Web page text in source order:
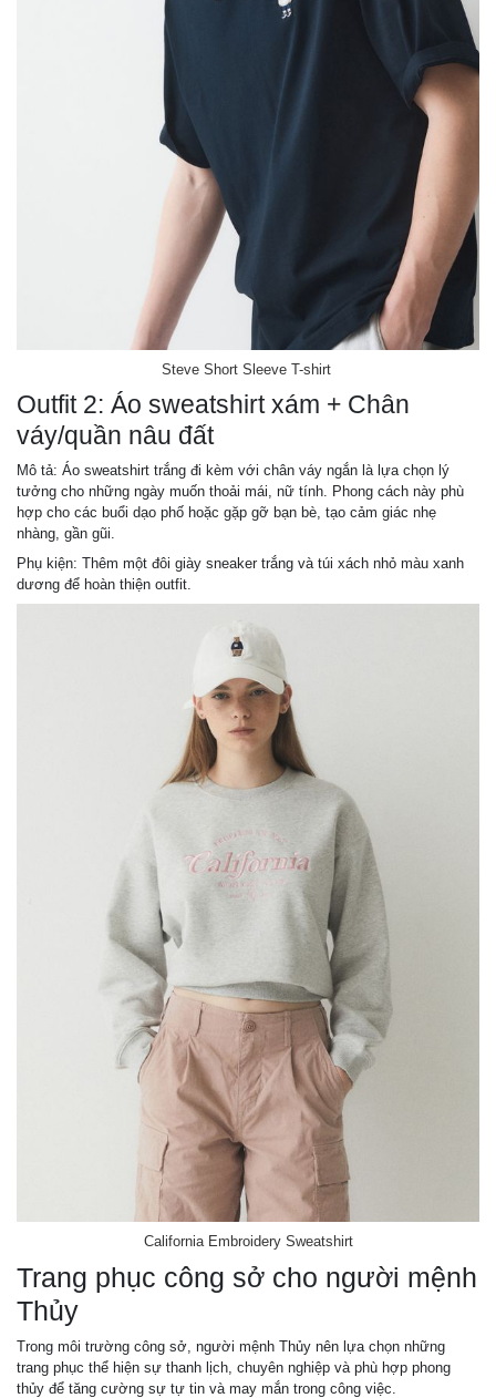
Steve Short Sleeve T-shirt
Outfit 2: Áo sweatshirt xám + Chân
váy/quần nâu đất
Mô tả: Áo sweatshirt trắng đi kèm với chân váy ngắn là lựa chọn lý
tưởng cho những ngày muốn thoải mái, nữ tính. Phong cách này phù
hợp cho các buổi dạo phố hoặc gặp gỡ bạn bè, tạo cảm giác nhẹ
nhàng, gần gũi.
Phụ kiện: Thêm một đôi giày sneaker trắng và túi xách nhỏ màu xanh
dương để hoàn thiện outfit.
California Embroidery Sweatshirt
Trang phục công sở cho người mệnh
Thủy
Trong môi trường công sở, người mệnh Thủy nên lựa chọn những
trang phục thể hiện sự thanh lịch, chuyên nghiệp và phù hợp phong
thủy để tăng cường sự tự tin và may mắn trong công việc.